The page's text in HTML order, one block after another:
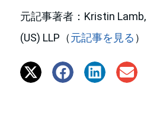
元記事著者：Kristin
(US) LLP（元記事を見る ）